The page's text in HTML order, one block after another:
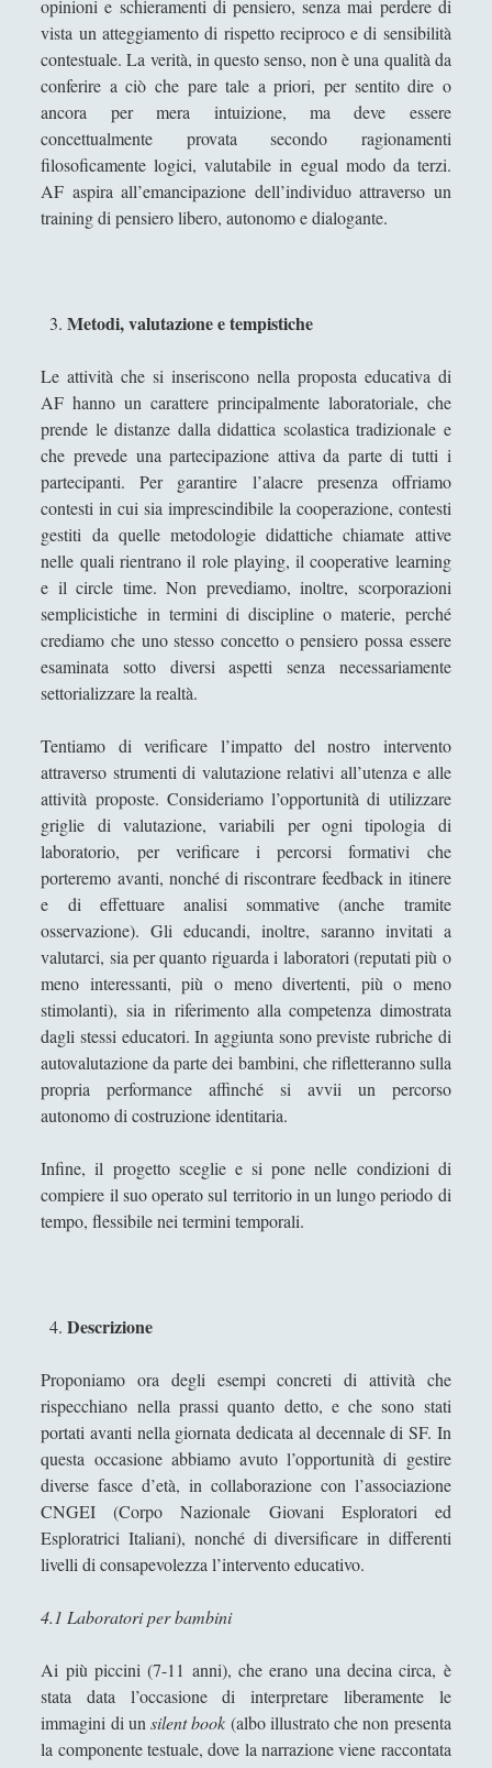
[Segnalazione] Associazione Culturale di
Saronno "Isola che non c'è"
[Segnalazione] Conferenza di Paolo
Meneghetti
► Bandi e concorsi(5)
► Blog Siti e Web (10)
► Concerti(1)
► In Edicola(3)
► Manifestazioni(12)
► Manifestazioni di scacchi(9)
► Notifiche SF2.0(16)
Numeri di riviste (17)
► Presentazioni di libri(14)
► Promozioni (11)
► Research Projects (1)
► Tornei di scacchi(6)
► Uscite in libreria(24)
► Video(14)
► Workshop(6)
Cercasi partecipanti per ricerca scientifica online -
in palio 50 euro
Chi parla de "Il bambino di Platone"?
Il bambino di Platone - intervista su Abbanews
Studiare filosofia all'Università?
filosofia a confronto sull'origine e lo sviluppo
della cognizione morale"
Uscita volume "L’ottimo medico è anche filosofo?
Your help needed: Research survey on ethics in
[Recensione] Salvatore Grandone - Duelli Filosofici.
L'arte di dibattere sui concetti (Diarkos, 2023)
► Sicurezza e Relazioni Internazionali(14)
► Storia della Letteratura(160)
► Utilità(12)
Venere in Cornice
Alberto Labellarte
Alessandro Giorgi
opinioni e schieramenti di pensiero, senza mai perdere di
vista un atteggiamento di rispetto reciproco e di sensibilità
contestuale. La verità, in questo senso, non è una qualità da
conferire a ciò che pare tale a priori, per sentito dire o
ancora per mera intuizione, ma deve essere
concettualmente provata secondo ragionamenti
filosoficamente logici, valutabile in egual modo da terzi.
AF aspira all’emancipazione dell’individuo attraverso un
training di pensiero libero, autonomo e dialogante.
Metodi, valutazione e tempistiche
Le attività che si inseriscono nella proposta educativa di
AF hanno un carattere principalmente laboratoriale, che
prende le distanze dalla didattica scolastica tradizionale e
che prevede una partecipazione attiva da parte di tutti i
partecipanti. Per garantire l’alacre presenza offriamo
contesti in cui sia imprescindibile la cooperazione, contesti
gestiti da quelle metodologie didattiche chiamate attive
nelle quali rientrano il role playing, il cooperative learning
e il circle time. Non prevediamo, inoltre, scorporazioni
semplicistiche in termini di discipline o materie, perché
crediamo che uno stesso concetto o pensiero possa essere
esaminata sotto diversi aspetti senza necessariamente
settorializzare la realtà.
Tentiamo di verificare l’impatto del nostro intervento
attraverso strumenti di valutazione relativi all’utenza e alle
attività proposte. Consideriamo l’opportunità di utilizzare
griglie di valutazione, variabili per ogni tipologia di
laboratorio, per verificare i percorsi formativi che
porteremo avanti, nonché di riscontrare feedback in itinere
e di effettuare analisi sommative (anche tramite
osservazione). Gli educandi, inoltre, saranno invitati a
valutarci, sia per quanto riguarda i laboratori (reputati più o
meno interessanti, più o meno divertenti, più o meno
stimolanti), sia in riferimento alla competenza dimostrata
dagli stessi educatori. In aggiunta sono previste rubriche di
autovalutazione da parte dei bambini, che rifletteranno sulla
propria performance affinché si avvii un percorso
autonomo di costruzione identitaria.
Infine, il progetto sceglie e si pone nelle condizioni di
compiere il suo operato sul territorio in un lungo periodo di
tempo, flessibile nei termini temporali.
Descrizione
Proponiamo ora degli esempi concreti di attività che
rispecchiano nella prassi quanto detto, e che sono stati
portati avanti nella giornata dedicata al decennale di SF. In
questa occasione abbiamo avuto l’opportunità di gestire
diverse fasce d’età, in collaborazione con l’associazione
CNGEI (Corpo Nazionale Giovani Esploratori ed
Esploratrici Italiani), nonché di diversificare in differenti
livelli di consapevolezza l’intervento educativo.
4.1 Laboratori per bambini
Ai più piccini (7-11 anni), che erano una decina circa, è
stata data l’occasione di interpretare liberamente le
immagini di unsilent book (albo illustrato che non presenta
la componente testuale, dove la narrazione viene raccontata